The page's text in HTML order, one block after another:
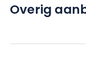
Overig